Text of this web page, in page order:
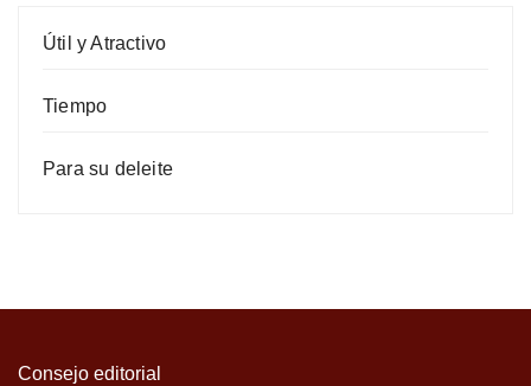
Útil y Atractivo
Tiempo
Para su deleite
Consejo editorial